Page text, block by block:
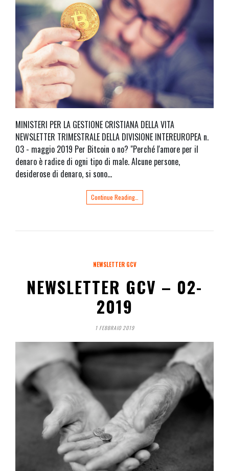
MINISTERI PER LA GESTIONE CRISTIANA DELLA VITA
NEWSLETTER TRIMESTRALE DELLA DIVISIONE INTEREUROPEA n.
03 - maggio 2019 Per Bitcoin o no? "Perché l'amore per il
denaro è radice di ogni tipo di male. Alcune persone,
desiderose di denaro, si sono…
Continue Reading…
NEWSLETTER GCV
NEWSLETTER GCV – 02-
2019
1 FEBBRAIO 2019